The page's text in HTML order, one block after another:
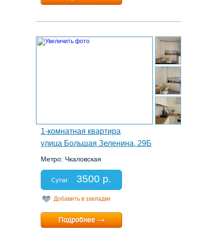
Расчетный час:12:00
1-комнатная квартира
улица Большая Зеленина, 29Б
Метро: Чкаловская
Спальных мест: 2+1
Отчетные документы: есть
Сутки: 3500 р.
Добавить в закладки
Минимальный срок:2 суток
Расчетный час:12:00